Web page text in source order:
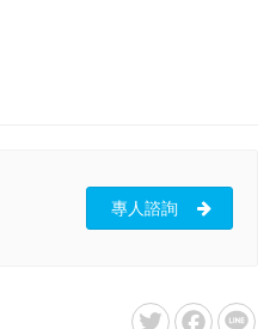
專人諮詢